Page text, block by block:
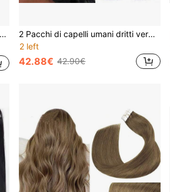
2 Pacchi di capelli umani dritti vergini peruviani non trattati da 30 pollici, 15A, 100% capelli umani Remy, trama doppia a macchina, per estensioni dei capelli, colore nero naturale, lunghezza reale, morbidi, 2 pezzi
2 left
42.88€ 42.90€